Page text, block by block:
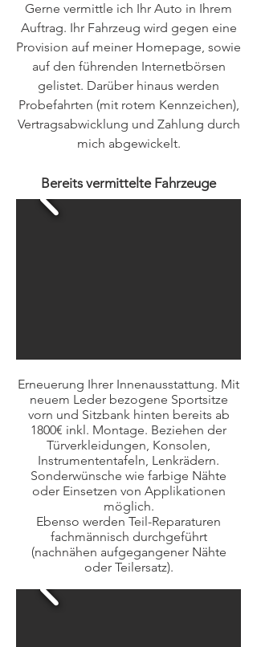
Gerne vermittle ich Ihr Auto in Ihrem
Auftrag. Ihr Fahrzeug wird gegen eine
Provision auf meiner Homepage, sowie
auf den führenden Internetbörsen
gelistet. Darüber hinaus werden
Probefahrten (mit rotem Kennzeichen),
Vertragsabwicklung und Zahlung durch
mich abgewickelt.
Bereits vermittelte Fahrzeuge
Erneuerung Ihrer Innenausstattung. Mit
neuem Leder bezogene Sportsitze
vorn und Sitzbank hinten bereits ab
1800€ inkl. Montage. Beziehen der
Türverkleidungen, Konsolen,
Instrumententafeln, Lenkrädern.
Sonderwünsche wie farbige Nähte
oder Einsetzen von Applikationen
möglich.
Ebenso werden Teil-Reparaturen
fachmännisch durchgeführt
(nachnähen aufgegangener Nähte
oder Teilersatz).